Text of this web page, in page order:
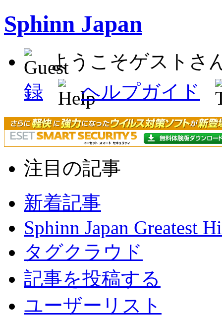
Sphinn Japan
ようこそゲスト
録
ヘルプガイド
注目の記事
新着記事
Sphinn Japan Greatest
タグクラウド
記事を投稿する
ユーザーリスト